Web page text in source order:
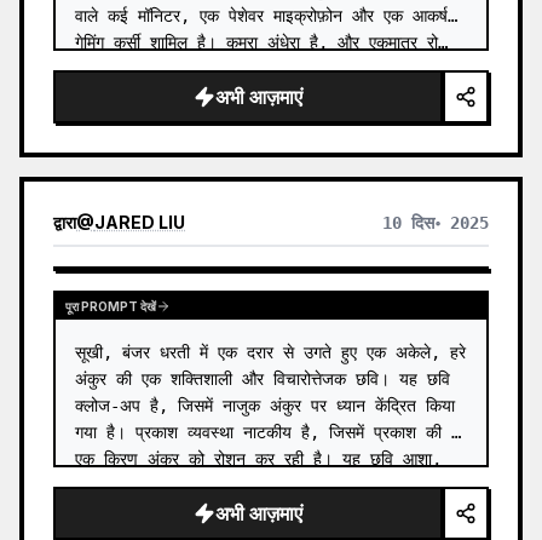
वाले कई मॉनिटर, एक पेशेवर माइक्रोफ़ोन और एक आकर्षक
गेमिंग कुर्सी शामिल है। कमरा अंधेरा है, और एकमात्र रो…
अभी आज़माएं
द्वारा@JARED LIU 10 दिस॰ 2025
पूरा PROMPT देखें
सूखी, बंजर धरती में एक दरार से उगते हुए एक अकेले, हरे
अंकुर की एक शक्तिशाली और विचारोत्तेजक छवि। यह छवि
क्लोज-अप है, जिसमें नाजुक अंकुर पर ध्यान केंद्रित किया
गया है। प्रकाश व्यवस्था नाटकीय है, जिसमें प्रकाश की
एक किरण अंकुर को रोशन कर रही है। यह छवि आशा,
लचील…
अभी आज़माएं